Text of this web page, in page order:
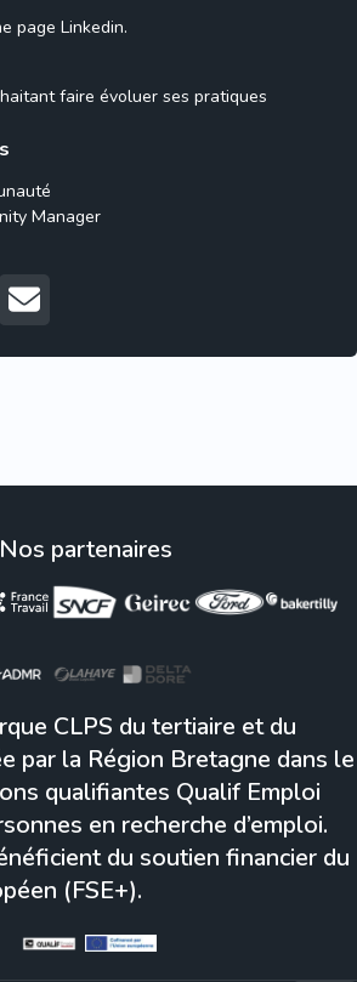
page Linkedin.
faire évoluer ses pratiques
Manager
Nos partenaires
CLPS du tertiaire et du
par la Région Bretagne dans le
qualifiantes Qualif Emploi
en recherche d’emploi.
du soutien financier du
(FSE+).